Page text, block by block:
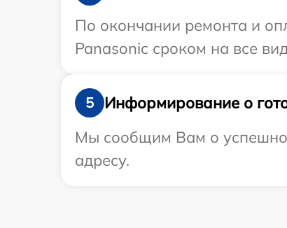
По окончании ремонта и
Panasonic сроком на все
5
Информирование о
Мы сообщим Вам о
адресу.